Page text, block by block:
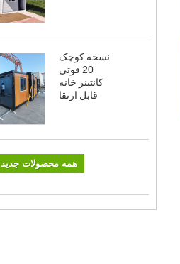
نسخه کوچک
20 فوتی
کانتینر خانه
قابل ارتقا
همه محصولات جدید